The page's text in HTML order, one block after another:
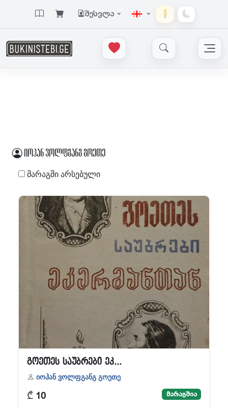
შესვლა
იოჰან ვოლფგანგ გოეთე
მარაგში არსებული
გოეთეს საუბრები ეკ...
იოჰან ვოლფგანგ გოეთე
₾ 10 მარაგშია